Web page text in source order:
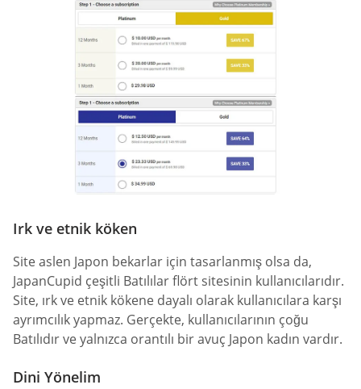
Irk ve etnik köken
Site aslen Japon bekarlar için tasarlanmış olsa da,
JapanCupid çeşitli Batılılar flört sitesinin kullanıcılarıdır.
Site, ırk ve etnik kökene dayalı olarak kullanıcılara karşı
ayrımcılık yapmaz. Gerçekte, kullanıcılarının çoğu
Batılıdır ve yalnızca orantılı bir avuç Japon kadın vardır.
Dini Yönelim